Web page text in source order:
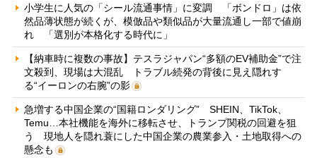
小学生に人気の「シール流通事情」に変調 「ボンドロ」は依
然品薄状態が続くが、模倣品や類似品が大量流通し一部で値崩
れ 「選別が本格化する時代に」
【納車時に複数の事故】テスラジャパン“多額のEV補助金”で注
文殺到、現場は大混乱 トラブル続発の背後に見え隠れす
る“イーロンの右腕”の影
急増する中国企業の“国籍ロンダリング” SHEIN、TikTok、
Temu…本社機能を海外に移転させ、トランプ関税の回避を狙
う 現地人を隠れ蓑にした中国企業の農業参入・土地取得への
懸念も